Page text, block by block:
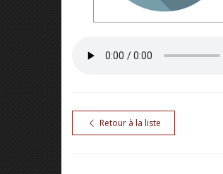
Retour à la liste